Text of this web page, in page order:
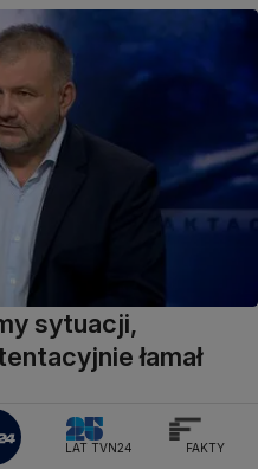
sytuacji,
łamał
LAT TVN24 FAKTY